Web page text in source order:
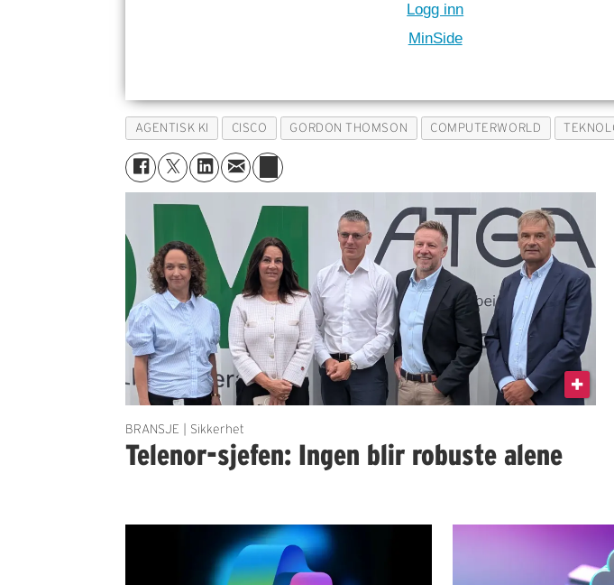
Logg inn
MinSide
AGENTISK KI CISCO GORDON THOMSON COMPUTERWORLD
BRANSJE | Sikkerhet
Telenor-sjefen: Ingen blir robuste alene